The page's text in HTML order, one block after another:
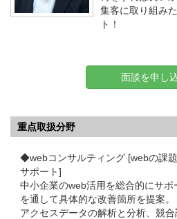
集客に取り組み
ト！
面談を申し
重点取扱分野
◆webコンサルティング [webの課
サポート]
中小企業のweb活用を総合的にサ
を通して具体的な改善箇所を提案。
アクセスデータの解析と分析、競